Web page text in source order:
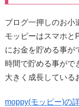
ブログ一押しのお小
モッピーはスマホと
にお金を貯める事が
時間で貯める事がで
大きく成長している
moppy(モッピー)の